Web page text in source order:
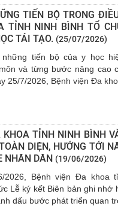
TIẾN BỘ TRONG
TỈNH NINH BÌNH TỔ
TÁI TẠO. (25/07/2026)
những tiến bộ của y học
và từng bước nâng cao
25/7/2026, Bệnh viện Đa
TỈNH NINH BÌNH
DIỆN, HƯỚNG TỚI
NHÂN DÂN (19/06/2026)
2026, Bệnh viện Đa khoa
Lễ ký kết Biên bản ghi nhớ
dấu bước phát triển quan